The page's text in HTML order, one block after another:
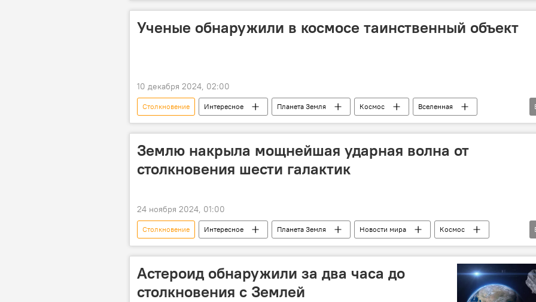
Ученые обнаружили в космосе таинственный объект
10 декабря 2024, 02:00
Столкновение Интересное Планета Земля Космос
Вселенная
объект
Ученые Излучение Телескоп галактика
Землю накрыла мощнейшая ударная волна от
столкновения шести галактик
24 ноября 2024, 01:00
Столкновение Интересное Планета Земля Новости мира
Космос
Вселенная
галактика волна Ученые Скорость Телескоп
Астероид обнаружили за два часа до
столкновения с Землей